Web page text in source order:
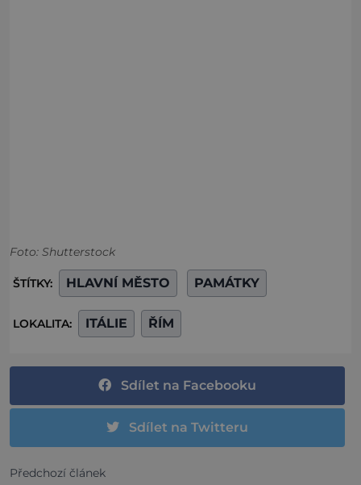
Foto: Shutterstock
ŠTÍTKY: HLAVNÍ MĚSTO PAMÁTKY
LOKALITA: ITÁLIE ŘÍM
Sdílet na Facebooku
Sdílet na Twitteru
Předchozí článek